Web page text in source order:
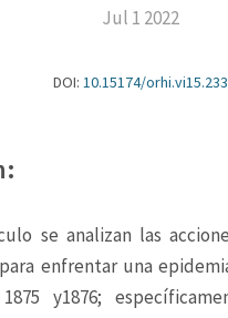
Jul 1 2022
DOI: 10.15174/orhi.vi15.233
se analizan las
enfrentar una
y1876;